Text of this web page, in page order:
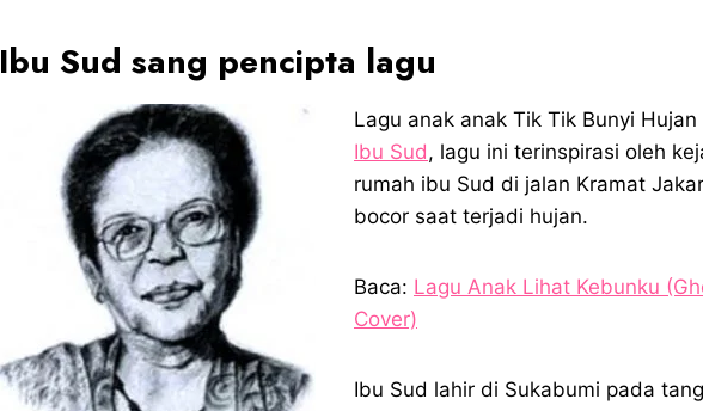
iIbu Sud sang pencipta lagu
Lagu anak anak Tik Tik Bunyi
Ibu Sud, lagu ini terinspirasi oleh
rumah ibu Sud di jalan Kramat
bocor saat terjadi hujan.
Baca: Lagu Anak Lihat Kebunku
Cover)
Ibu Sud lahir di Sukabumi pada